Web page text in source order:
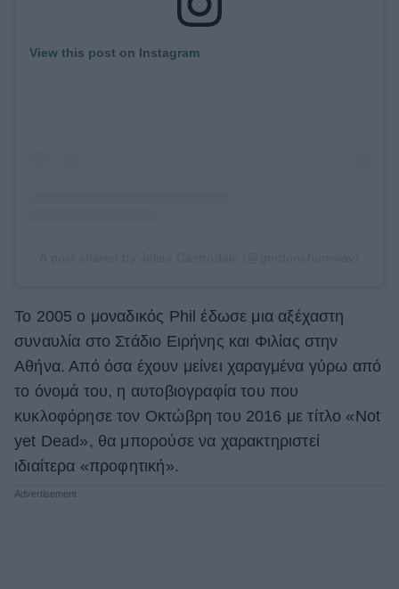
View this post on Instagram
Το 2005 ο μοναδικός Phil έδωσε μια αξέχαστη
συναυλία στο Στάδιο Ειρήνης και Φιλίας στην
Αθήνα. Από όσα έχουν μείνει χαραγμένα γύρω από
το όνομά του, η αυτοβιογραφία του που
κυκλοφόρησε τον Οκτώβρη του 2016 με τίτλο «Not
yet Dead», θα μπορούσε να χαρακτηριστεί
ιδιαίτερα «προφητική».